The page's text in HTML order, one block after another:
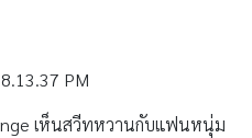
เห็นสวีทหวานกับแฟนหนุ่ม